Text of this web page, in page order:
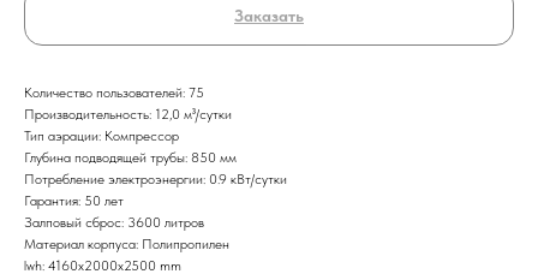
Заказать
Количество пользователей: 75
Производительность: 12,0 м³/сутки
Тип аэрации: Компрессор
Глубина подводящей трубы: 850 мм
Потребление электроэнергии: 0.9 кВт/сутки
Гарантия: 50 лет
Залповый сброс: 3600 литров
Материал корпуса: Полипропилен
lwh: 4160x2000x2500 mm